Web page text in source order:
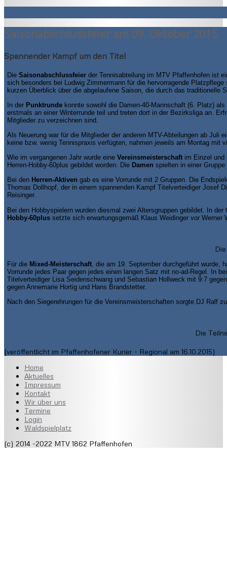
Saisonabschlussfeier am 09. Oktober 2015
Spannender Kampf um den Titel
Die Saisonabschlussfeier der Tennisabteilung im MTV Pfaffenhofen ist
sich besonders bei Ludwig Zimmermann für die hervorragende
kurzen Überblick über die abgelaufene Saison, die durch das traditionelle
In der Punktrunde konnte sowohl die Damen-40-Mannschaft (6. Platz)
erstmals an einer Winterrunde teil und treten dort in der Bezirksliga an.
Mitglieder zu verzeichnen sind.
Als Neuerung war für die Mitglieder der anderen MTV-Abteilungen ab Juli
keine bzw. wenig Tennispraxis verfügten, nahmen jeweils am Montag
Wie im vergangenen Jahr wurde eine Vereinsmeisterschaft im Einzel und
Herren-Hobby-60plus gebildet worden. Die Damen spielten in einer
Bei den Herren-Aktiven gab es eine Vorrunde mit 2 Gruppen. Die
Thomas Dollhopf, der in einem spannenden Kampf Titelverteidiger Josef
Reisinger.
Bei den Hobbyspielern wurden diesmal zwei Altersgruppen gebildet. In der
Hobby-60plus setzte sich erwartungsgemäß Klaus Weidinger vor Werner
Für die Mixed-Meisterschaft , die am 19. September durchgeführt
Vorrunde jedes Paar gegen jedes einen langen Satz mit no-ad-Regel. In
Titelverteidiger Lisa Seidenschwang und Sebastian Hollweck mit 9:7
gegen Annemarie Hortig und Hans Brandstetter.
Nach den Siegerehrungen für die Vereinsmeisterschaften sorgte DJ Ralf
Die
(veröffentlicht im Pfaffenhofener Kurier - Regional am 16.10.2015)
Home
Aktuelles
Impressum
Kontakt
Wir über uns
Termine
Login
Waldspielplatz
(c) 2014 -2022 MTV 1862 Pfaffenhofen